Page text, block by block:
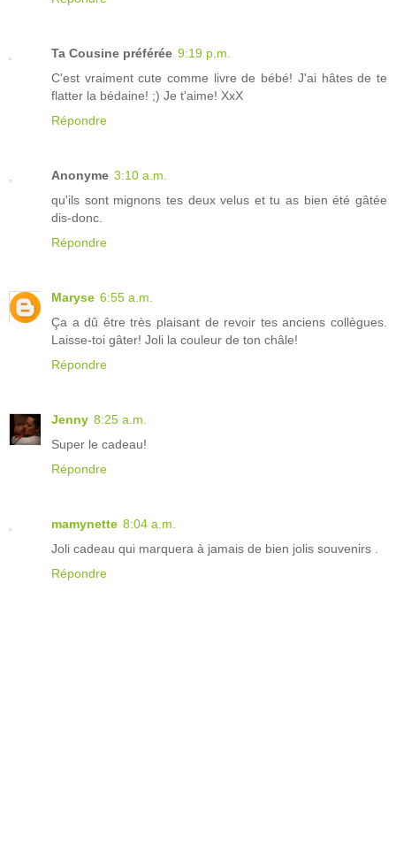
Ta Cousine préférée 9:19 p.m.
C'est vraiment cute comme livre de bébé! J'ai hâtes de te
flatter la bédaine! ;) Je t'aime! XxX
Répondre
Anonyme 3:10 a.m.
qu'ils sont mignons tes deux velus et tu as bien été gâtée
dis-donc.
Répondre
Maryse 6:55 a.m.
Ça a dû être très plaisant de revoir tes anciens collègues.
Laisse-toi gâter! Joli la couleur de ton châle!
Répondre
Jenny 8:25 a.m.
Super le cadeau!
Répondre
mamynette 8:04 a.m.
Joli cadeau qui marquera à jamais de bien jolis souvenirs .
Répondre